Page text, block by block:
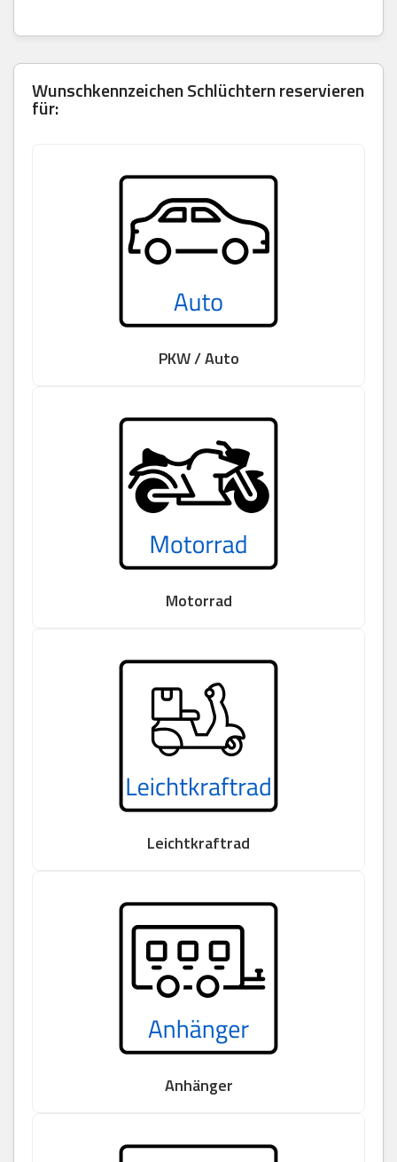
Wunschkennzeichen Schlüchtern reservieren
für:
PKW / Auto
Motorrad
Leichtkraftrad
Anhänger